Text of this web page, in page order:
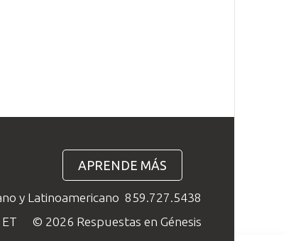
APRENDE MÁS
y Latinoamericano 859.727.5438
© 2026 Respuestas en Génesis